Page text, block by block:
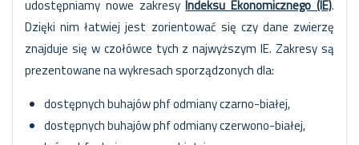
udostępniamy nowe zakresyIndeksu Ekonomicznego (IE).
Dzięki nim łatwiej jest zorientować się czy dane zwierzę
znajduje się w czołówce tych z najwyższym IE. Zakresy są
prezentowane na wykresach sporządzonych dla:
dostępnych buhajów phf odmiany czarno-białej,
dostępnych buhajów phf odmiany czerwono-białej,